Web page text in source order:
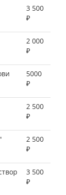
3 500
₽
2 000
₽
5000
₽
2 500
₽
2 500
₽
3 500
₽